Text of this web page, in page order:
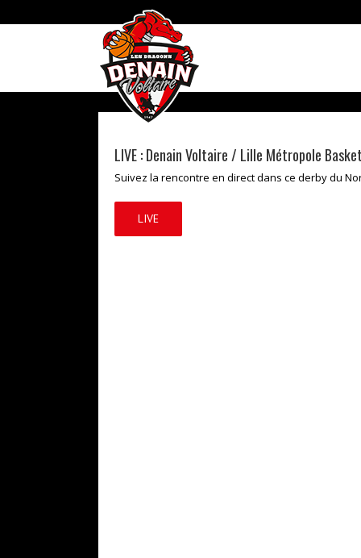
to
LIVE : Denain Voltaire / Lille Métropole Basket
Suivez la rencontre en direct dans ce derby du
LIVE